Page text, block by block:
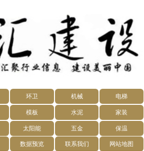
环卫 机械 电梯
模板 水泥 家装
太阳能 五金 保温
数据预览 联系我们 网站地图